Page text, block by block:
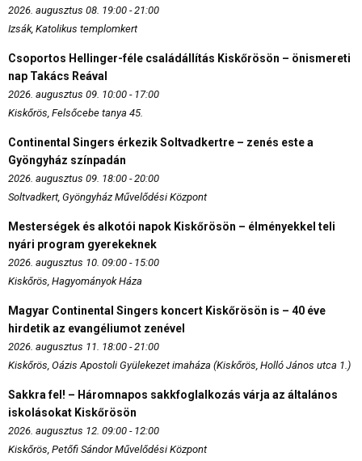
2026. augusztus 08. 19:00 - 21:00
Izsák, Katolikus templomkert
Csoportos Hellinger-féle családállítás Kiskőrösön – önismereti
nap Takács Reával
2026. augusztus 09. 10:00 - 17:00
Kiskőrös, Felsőcebe tanya 45.
Continental Singers érkezik Soltvadkertre – zenés este a
Gyöngyház színpadán
2026. augusztus 09. 18:00 - 20:00
Soltvadkert, Gyöngyház Művelődési Központ
Mesterségek és alkotói napok Kiskőrösön – élményekkel teli
nyári program gyerekeknek
2026. augusztus 10. 09:00 - 15:00
Kiskőrös, Hagyományok Háza
Magyar Continental Singers koncert Kiskőrösön is – 40 éve
hirdetik az evangéliumot zenével
2026. augusztus 11. 18:00 - 21:00
Kiskőrös, Oázis Apostoli Gyülekezet imaháza (Kiskőrös, Holló János utca 1.)
Sakkra fel! – Háromnapos sakkfoglalkozás várja az általános
iskolásokat Kiskőrösön
2026. augusztus 12. 09:00 - 12:00
Kiskőrös, Petőfi Sándor Művelődési Központ